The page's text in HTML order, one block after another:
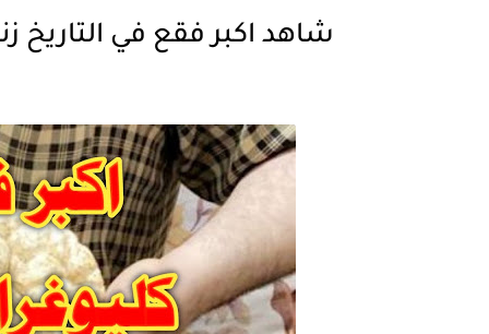
شاهد اكبر فقع في التاريخ زنة 3.5 كليو غرام بتاريخ